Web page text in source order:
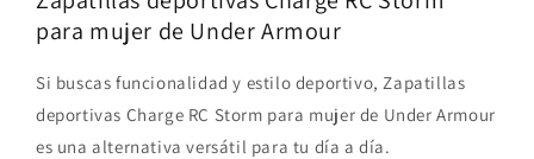
para mujer de Under Armour
Si buscas funcionalidad y estilo deportivo, Zapatillas
deportivas Charge RC Storm para mujer de Under Armour
es una alternativa versátil para tu día a día.